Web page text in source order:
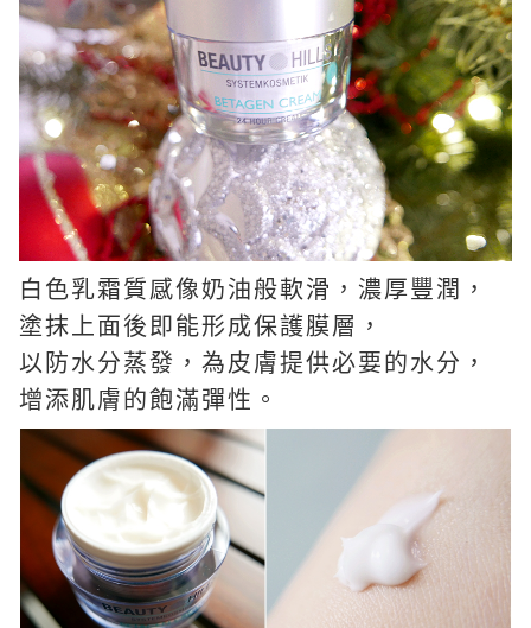
白色乳霜質感像奶油般軟滑，濃厚豐潤，
塗抹上面後即能形成保護膜層，
以防水分蒸發，為皮膚提供必要的水分，
增添肌膚的飽滿彈性。